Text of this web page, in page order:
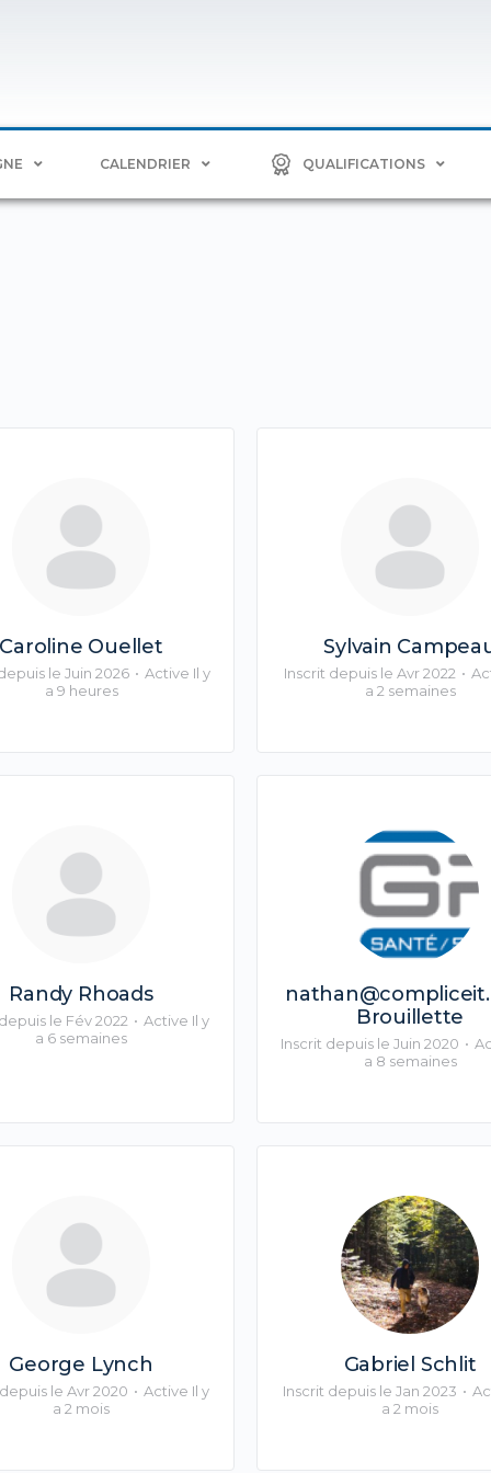
CALENDRIER QUALIFICATIONS
Caroline Ouellet
le Juin 2026 • Active Il y
a 9 heures
Sylvain
Inscrit depuis le Avr 2022 •
a 2 semaines
Randy Rhoads
le Fév 2022 • Active Il y
a 6 semaines
Brouillette
Inscrit depuis le Juin 2020 •
a 8 semaines
George Lynch
le Avr 2020 • Active Il y
a 2 mois
Gabriel Schlit
Inscrit depuis le Jan 2023 •
a 2 mois